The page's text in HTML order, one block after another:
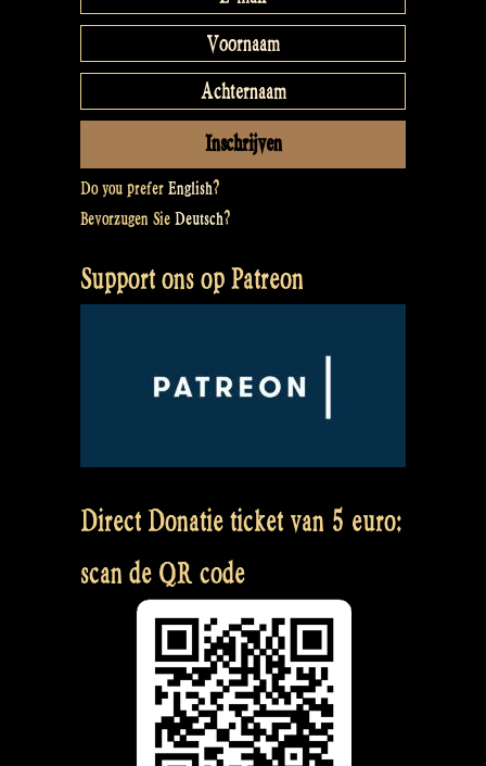
Do you prefer English?
Bevorzugen Sie Deutsch?
Support ons op Patreon
Direct Donatie ticket van 5 euro:
scan de QR code